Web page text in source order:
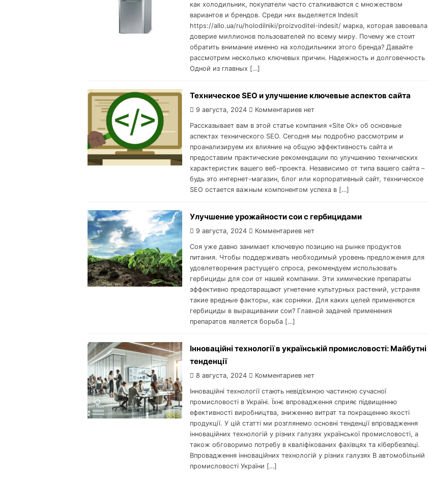
как холодильник, покупатели часто сталкиваются с множеством
вариантов и брендов. Среди них выделяется Indesit
https://allo.ua/ru/holodilniki/proizvoditel-indesit/ марка, которая завоевала
доверие миллионов пользователей по всему миру. Почему же стоит
обратить внимание именно на холодильники этого бренда? Давайте
рассмотрим несколько ключевых причин. Надежность и долговечность
Одной из главных […]
Техническое SEO и улучшение ключевые аспектов сайта
9 августа, 2024 Комментариев нет
Рассказывает вам в этой статье компания «Site Ok‎» об основные
аспектах технического SEO. Сегодня мы подробно рассмотрим и
проанализируем их влияние на общую эффективность сайта и
предоставим практические рекомендации по улучшению технических
характеристик вашего веб-проекта. Независимо от типа вашего сайта –
будь это интернет-магазин, блог или корпоративный сайт, техническое
SEO остается важным компонентом успеха в […]
Улучшение урожайности сои с гербицидами
9 августа, 2024 Комментариев нет
Соя уже давно занимает ключевую позицию на рынке продуктов
питания. Чтобы поддерживать необходимый уровень предложения для
удовлетворения растущего спроса, рекомендуем использовать
гербициды для сои от нашей компании. Эти химические препараты
эффективно предотвращают угнетение культурных растений, устраняя
такие вредные факторы, как сорняки. Для каких целей применяются
гербициды в выращивании сои? Главной задачей применения
препаратов является борьба […]
Інноваційні технології в українській промисловості: Майбутні
тенденції
8 августа, 2024 Комментариев нет
Інноваційні технології стають невід’ємною частиною сучасної
промисловості в Україні. Їхнє впровадження сприяє підвищенню
ефективності виробництва, зниженню витрат та покращенню якості
продукції. У цій статті ми розглянемо основні тенденції впровадження
інноваційних технологій у різних галузях української промисловості, а
також обговоримо потребу в кваліфікованих фахівцях та кібербезпеці.
Впровадження інноваційних технологій у різних галузях В автомобільній
промисловості України […]